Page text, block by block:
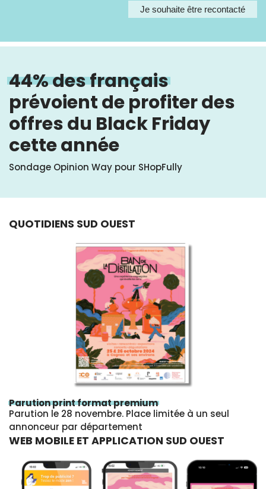
44% des français
prévoient de profiter des
offres du Black Friday
cette année
Sondage Opinion Way pour SHopFully
QUOTIDIENS SUD OUEST
Parution print format premium
Parution le 28 novembre. Place limitée à un seul
annonceur par département
WEB MOBILE ET APPLICATION SUD OUEST